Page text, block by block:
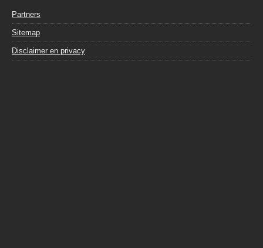
Partners
Sitemap
Disclaimer en privacy